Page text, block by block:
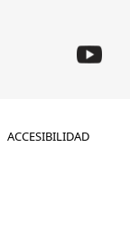
ACCESIBILIDAD